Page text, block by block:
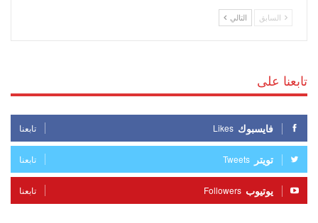
السابق التالي
تابعنا على
فايسبوك Likes تابعنا
تويتر Tweets تابعنا
يوتيوب Followers تابعنا